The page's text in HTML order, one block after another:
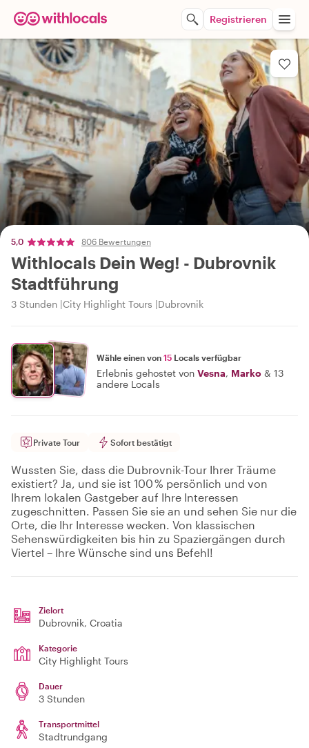
Registrieren
5,0 806 Bewertungen
Withlocals Dein Weg! - Dubrovnik
Stadtführung
3 Stunden City Highlight Tours Dubrovnik
Wähle einen von 15 Locals verfügbar
Erlebnis gehostet von Vesna, Marko & 13
andere Locals
Private Tour Sofort bestätigt
Wussten Sie, dass die Dubrovnik-Tour Ihrer Träume
existiert? Ja, und sie ist 100 % persönlich und von
Ihrem lokalen Gastgeber auf Ihre Interessen
zugeschnitten. Passen Sie sie an und sehen Sie nur die
Orte, die Ihr Interesse wecken. Von klassischen
Sehenswürdigkeiten bis hin zu Spaziergängen durch
Viertel – Ihre Wünsche sind uns Befehl!
Zielort
Dubrovnik, Croatia
Kategorie
City Highlight Tours
Dauer
3 Stunden
Transportmittel
Stadtrundgang